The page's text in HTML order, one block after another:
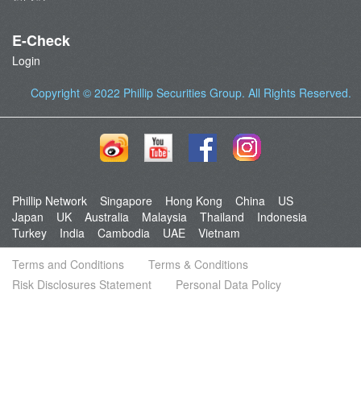
E-Check
Login
Copyright © 2022 Phillip Securities Group. All Rights Reserved.
Phillip Network Singapore Hong Kong China
US
Japan
UK Australia Malaysia Thailand
Indonesia
Turkey
India Cambodia UAE
Vietnam
Terms and Conditions
Terms & Conditions
Risk Disclosures Statement
Personal Data Policy